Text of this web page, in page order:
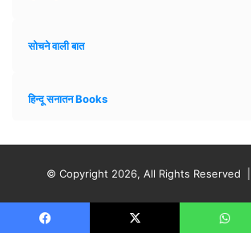
सोचने वाली बात
हिन्दू सनातन Books
© Copyright 2026, All Rights Reserved |